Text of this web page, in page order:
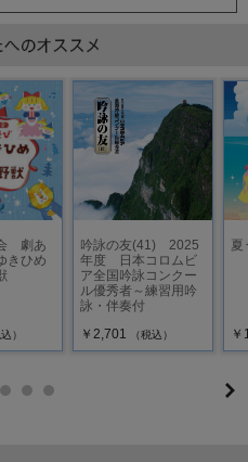
児童合唱団)
(森の木児童合唱団)
リスたち(森の木児童合唱団)
の木児童合唱団)、花たち(森
)、花たち(森の木児童合唱団)
星児)、花たち(森の木児童合
劇あ
きひめ
）
吟詠の友(41) 2025
年度 日本コロムビ
ア全国吟詠コンクー
ル優秀者～練習用吟
詠・伴奏付
￥2,701
（税込）
夏